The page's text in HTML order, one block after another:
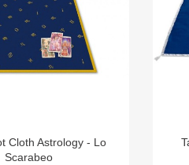
rapide
Cloth Astrology - Lo
Scarabeo